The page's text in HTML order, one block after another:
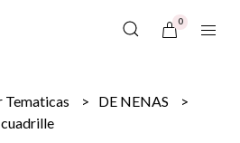
0
Tematicas
DE NENAS